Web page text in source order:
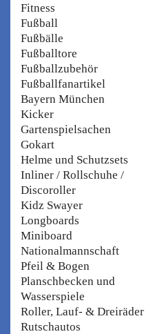
Fitness
Fußball
Fußbälle
Fußballtore
Fußballzubehör
Fußballfanartikel
Bayern München
Kicker
Gartenspielsachen
Gokart
Helme und Schutzsets
Inliner / Rollschuhe /
Discoroller
Kidz Swayer
Longboards
Miniboard
Nationalmannschaft
Pfeil & Bogen
Planschbecken und
Wasserspiele
Roller, Lauf- & Dreiräder
Rutschautos